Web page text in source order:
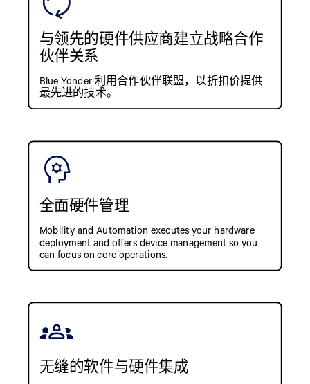
与领先的硬件供应商建立战略合作
伙伴关系
Blue Yonder 利用合作伙伴联盟，以折扣价提供
最先进的技术。
全面硬件管理
Mobility and Automation executes your hardware
deployment and offers device management so you
can focus on core operations.
无缝的软件与硬件集成